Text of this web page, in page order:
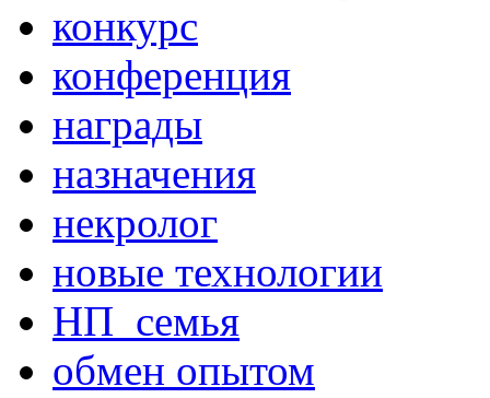
конкурс
конференция
награды
назначения
некролог
новые технологии
НП_семья
обмен опытом